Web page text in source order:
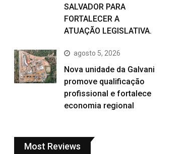
SALVADOR PARA
FORTALECER A
ATUAÇÃO LEGISLATIVA.
agosto 5, 2026
Nova unidade da Galvani
promove qualificação
profissional e fortalece
economia regional
Most Reviews